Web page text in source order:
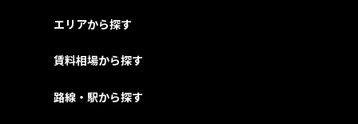
エリアから探す
賃料相場から探す
路線・駅から探す